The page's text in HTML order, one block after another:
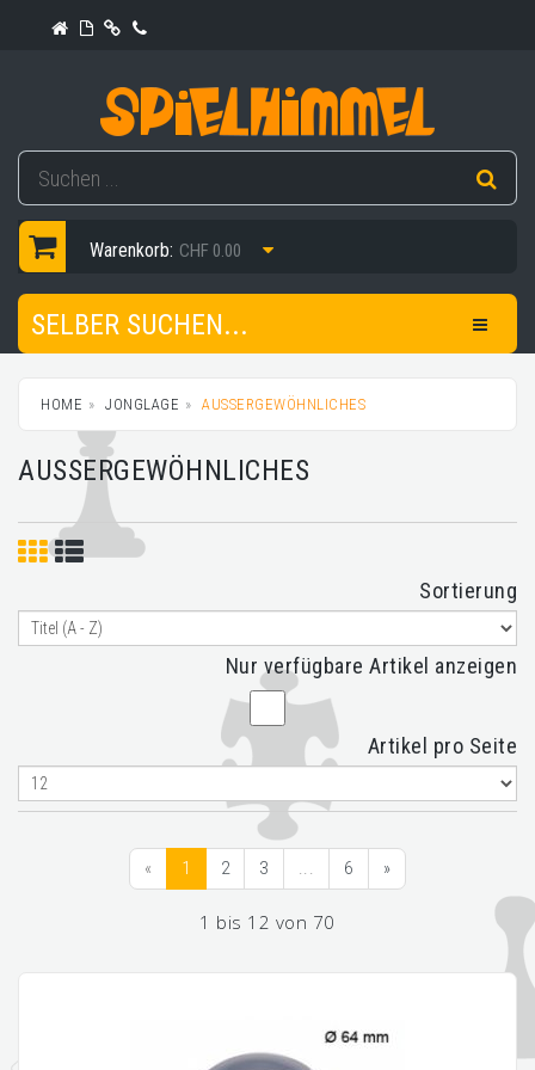
Warenkorb: CHF 0.00
SELBER SUCHEN...
HOME JONGLAGE AUSSERGEWÖHNLICHES
AUSSERGEWÖHNLICHES
Sortierung
Nur verfügbare Artikel anzeigen
Artikel pro Seite
« 1 2 3 ... 6 »
1 bis 12 von 70